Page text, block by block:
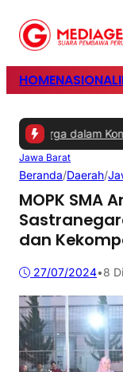
HOMENASIONAL
dalam
Jawa Barat
Beranda/Daerah/
MOPK SMA
dan
27/07/2024•8